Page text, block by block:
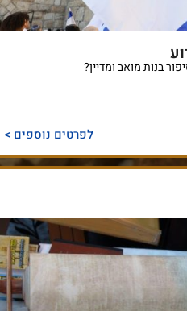
בנות מואב ומדיין?
לפרטים נוספים >